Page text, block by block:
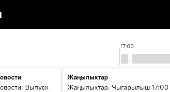
17:00
Выпуск
Жаңылыктар
Жаңылыктар. Чыгарылыш 17:00